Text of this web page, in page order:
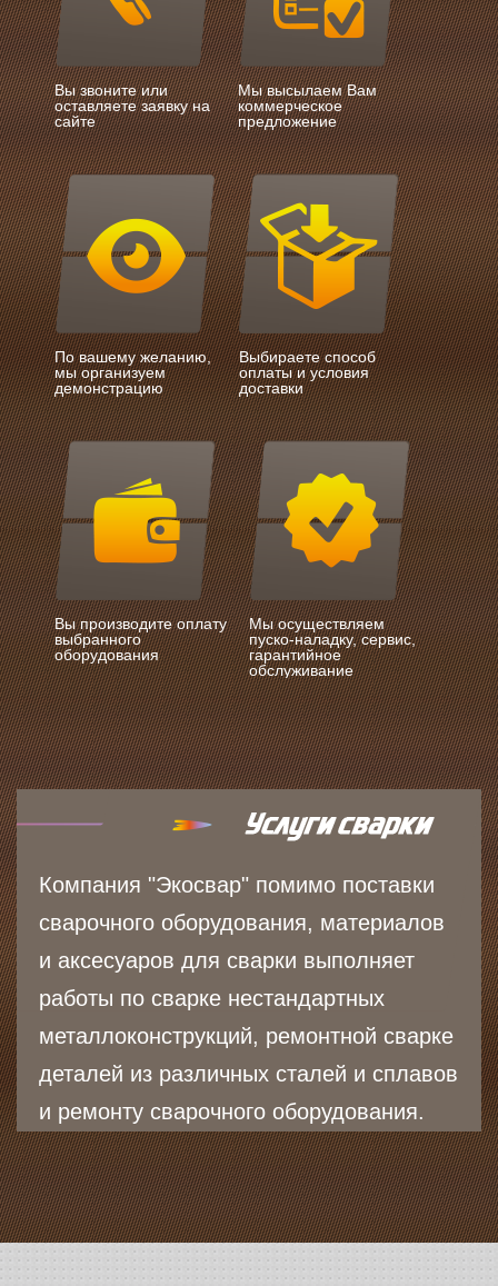
Вы звоните или
оставляете заявку на
сайте
Мы высылаем Вам
коммерческое
предложение
По вашему желанию,
мы организуем
демонстрацию
Выбираете способ
оплаты и условия
доставки
Вы производите оплату
выбранного
оборудования
Мы осуществляем
пуско-наладку, сервис,
гарантийное
обслуживание
Компания "Экосвар" помимо поставки
сварочного оборудования, материалов
и аксесуаров для сварки выполняет
работы по сварке нестандартных
металлоконструкций, ремонтной сварке
деталей из различных сталей и сплавов
и ремонту сварочного оборудования.